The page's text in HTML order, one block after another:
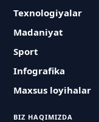
Texnologiyalar
Madaniyat
Sport
Infografika
Maxsus loyihalar
BIZ HAQIMIZDA